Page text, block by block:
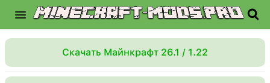
Скачать Майнкрафт 26.1 / 1.22